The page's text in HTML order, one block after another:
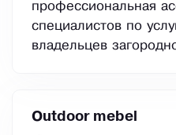
профессиональная
специалистов по
владельцев
Outdoor mebel